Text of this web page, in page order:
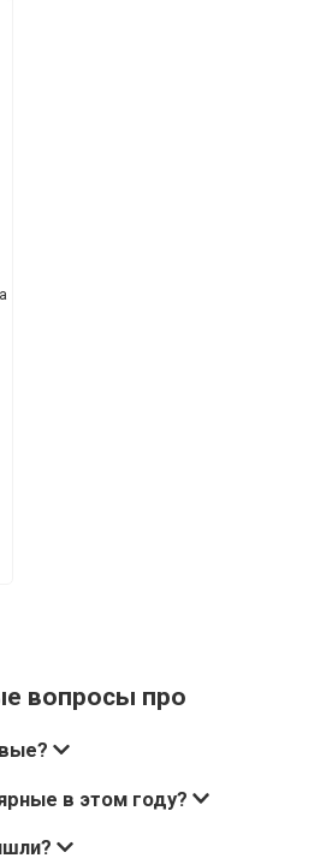
вопросы про
в этом году?